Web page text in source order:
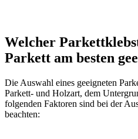
Welcher
Parkett am besten
Die Auswahl eines geeigneten
Parkett- und Holzart, dem
folgenden Faktoren sind bei der
beachten: